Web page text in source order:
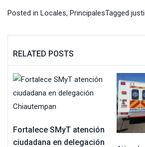
Posted in Locales, PrincipalesTagged
RELATED POSTS
Fortalece SMyT atención
ciudadana en delegación